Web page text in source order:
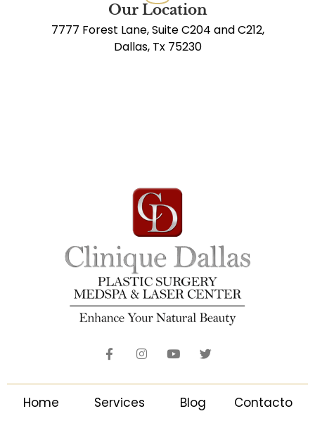
Our Location
7777 Forest Lane, Suite C204 and C212,
Dallas, Tx 75230
Home Services Blog Contacto